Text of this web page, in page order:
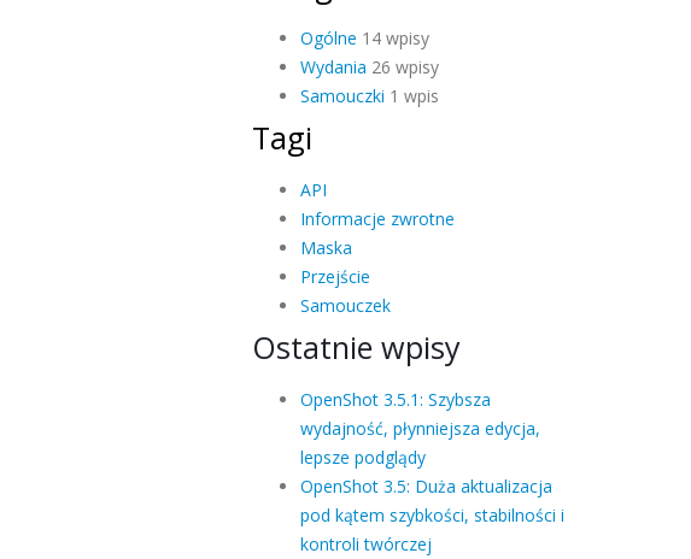
Ogólne 14 wpisy
Wydania 26 wpisy
Samouczki 1 wpis
Tagi
API
Informacje zwrotne
Maska
Przejście
Samouczek
Ostatnie wpisy
OpenShot 3.5.1: Szybsza
wydajność, płynniejsza edycja,
lepsze podglądy
OpenShot 3.5: Duża aktualizacja
pod kątem szybkości, stabilności i
kontroli twórczej